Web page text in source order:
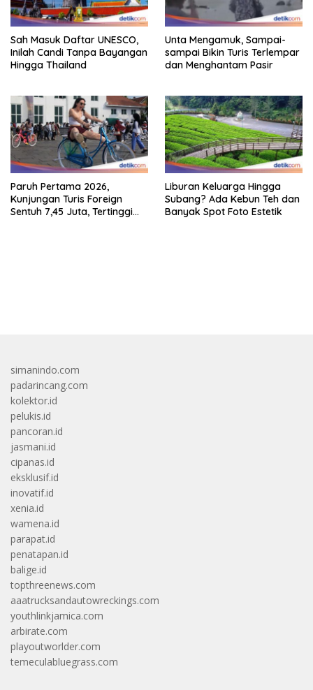
Sah Masuk Daftar UNESCO,
Inilah Candi Tanpa Bayangan
Hingga Thailand
Unta Mengamuk, Sampai-
sampai Bikin Turis Terlempar
dan Menghantam Pasir
Paruh Pertama 2026,
Kunjungan Turis Foreign
Sentuh 7,45 Juta, Tertinggi
Liburan Keluarga Hingga
Subang? Ada Kebun Teh dan
Banyak Spot Foto Estetik
simanindo.com
padarincang.com
kolektor.id
pelukis.id
pancoran.id
jasmani.id
cipanas.id
eksklusif.id
inovatif.id
xenia.id
wamena.id
parapat.id
penatapan.id
balige.id
topthreenews.com
aaatrucksandautowreckings.com
youthlinkjamica.com
arbirate.com
playoutworlder.com
temeculabluegrass.com